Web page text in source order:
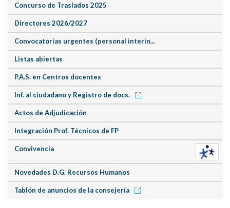
Concurso de Traslados 2025
Directores 2026/2027
Convocatorias urgentes (personal interin...
Listas abiertas
P.A.S. en Centros docentes
Inf. al ciudadano y Registro de docs.
Actos de Adjudicación
Integración Prof. Técnicos de FP
Convivencia
Novedades D.G. Recursos Humanos
Tablón de anuncios de la consejería